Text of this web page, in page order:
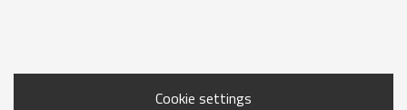
Cookie settings